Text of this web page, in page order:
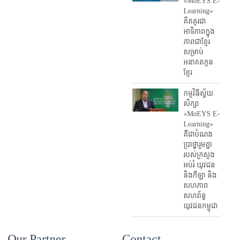
Learning»
គិតគូរជា
អាទិភាពក្នុង
ភាពជាខ្មែរ
សម្រាប់
អនាគតកូន
ខ្មែរ
កម្មវិធីស្វ័យ
សិក្សា
«MoEYS E-
Learning»
គឺជាបំណង
ប្រាថ្នារួមគ្នា
របស់ក្រសួង
អប់រំ​ យុវជន
និងកីឡា និង
សហភាព
សហព័ន្ធ
យុវជនកម្ពុជា